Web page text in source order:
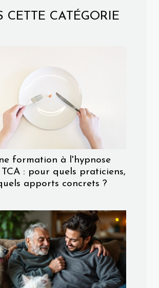
CETTE CATÉGORIE
formation à l'hypnose
: pour quels praticiens,
apports concrets ?